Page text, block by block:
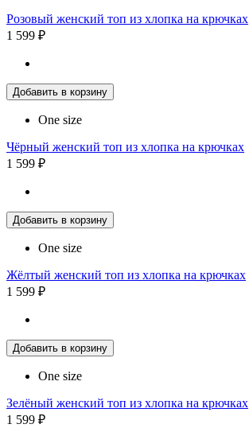
Розовый женский топ из хлопка на крючках
1 599 ₽
Добавить в корзину
One size
Чёрный женский топ из хлопка на крючках
1 599 ₽
Добавить в корзину
One size
Жёлтый женский топ из хлопка на крючках
1 599 ₽
Добавить в корзину
One size
Зелёный женский топ из хлопка на крючках
1 599 ₽